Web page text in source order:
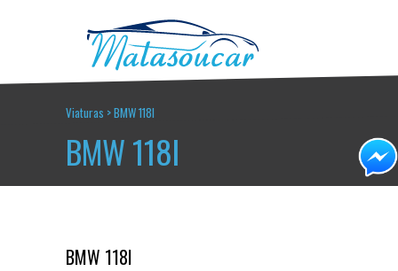
Viaturas >BMW 118I
BMW 118I
BMW 118I